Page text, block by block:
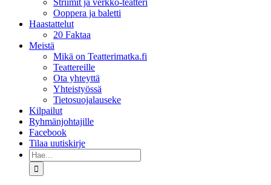
Striimit ja verkko-teatteri
Ooppera ja baletti
Haastattelut
20 Faktaa
Meistä
Mikä on Teatterimatka.fi
Teattereille
Ota yhteyttä
Yhteistyössä
Tietosuojalauseke
Kilpailut
Ryhmänjohtajille
Facebook
Tilaa uutiskirje
Etsi
...